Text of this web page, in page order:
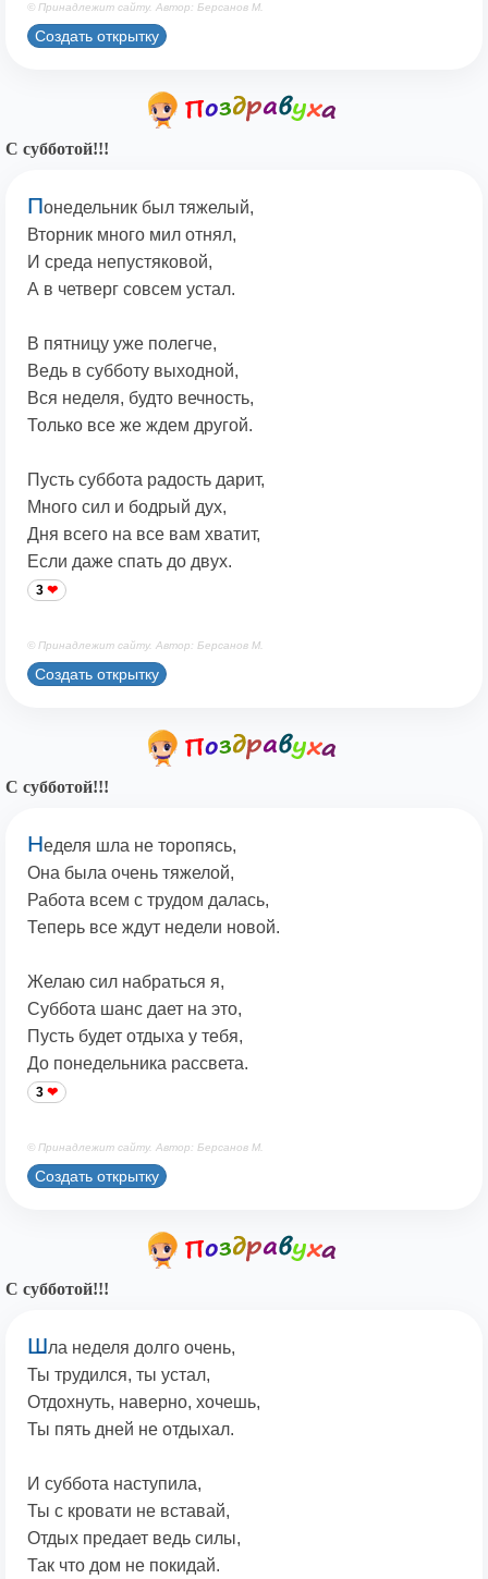
© Принадлежит сайту. Автор: Берсанов М.
Создать открытку
С субботой!!!
Понедельник был тяжелый,
Вторник много мил отнял,
И среда непустяковой,
А в четверг совсем устал.
В пятницу уже полегче,
Ведь в субботу выходной,
Вся неделя, будто вечность,
Только все же ждем другой.
Пусть суббота радость дарит,
Много сил и бодрый дух,
Дня всего на все вам хватит,
Если даже спать до двух.
3
© Принадлежит сайту. Автор: Берсанов М.
Создать открытку
С субботой!!!
Неделя шла не торопясь,
Она была очень тяжелой,
Работа всем с трудом далась,
Теперь все ждут недели новой.
Желаю сил набраться я,
Суббота шанс дает на это,
Пусть будет отдыха у тебя,
До понедельника рассвета.
3
© Принадлежит сайту. Автор: Берсанов М.
Создать открытку
С субботой!!!
Шла неделя долго очень,
Ты трудился, ты устал,
Отдохнуть, наверно, хочешь,
Ты пять дней не отдыхал.
И суббота наступила,
Ты с кровати не вставай,
Отдых предает ведь силы,
Так что дом не покидай.